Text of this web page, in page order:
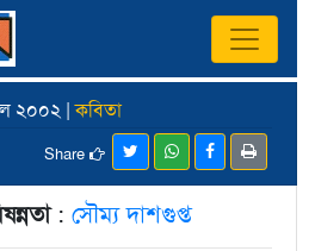
২০০২ |কবিতা
Share
: সৌম্য দাশগুপ্ত